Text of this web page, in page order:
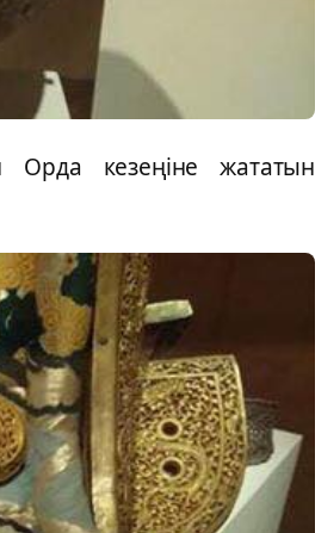
Орда кезеңіне жататын